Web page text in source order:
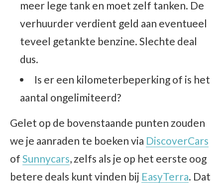
meer lege tank en moet zelf tanken. De
verhuurder verdient geld aan eventueel
teveel getankte benzine. Slechte deal
dus.
Is er een kilometerbeperking of is het
aantal ongelimiteerd?
Gelet op de bovenstaande punten zouden
we je aanraden te boeken via DiscoverCars
of Sunnycars, zelfs als je op het eerste oog
betere deals kunt vinden bij EasyTerra. Dat